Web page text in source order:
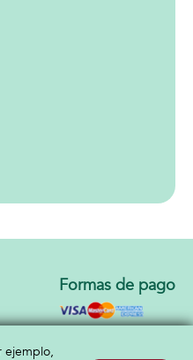
Formas de pago
ejemplo,